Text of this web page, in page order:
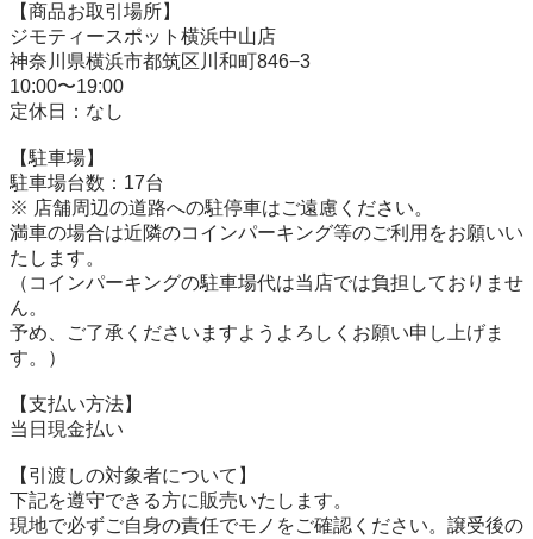
【商品お取引場所】
ジモティースポット横浜中山店
神奈川県横浜市都筑区川和町846−3
10:00〜19:00
定休日：なし
【駐⾞場】
駐車場台数：17台
※ 店舗周辺の道路への駐停車はご遠慮ください。
満車の場合は近隣のコインパーキング等のご利用をお願いい
たします。
（コインパーキングの駐車場代は当店では負担しておりませ
ん。
予め、ご了承くださいますようよろしくお願い申し上げま
す。）
【⽀払い⽅法】
当日現金払い
【引渡しの対象者について】
下記を遵守できる⽅に販売いたします。
現地で必ずご⾃⾝の責任でモノをご確認ください。譲受後の